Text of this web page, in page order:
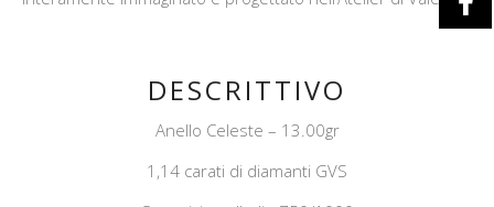
DESCRITTIVO
Anello Celeste – 13.00gr
1,14 carati di diamanti GVS